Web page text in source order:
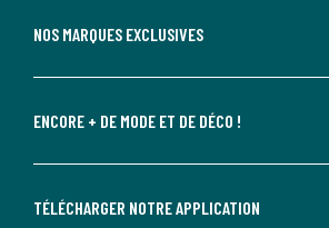
NOS MARQUES EXCLUSIVES
ENCORE + DE MODE ET DE DÉCO !
TÉLÉCHARGER NOTRE APPLICATION